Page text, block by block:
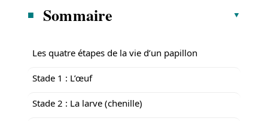
Sommaire
Les quatre étapes de la vie d’un papillon
Stade 1 : L’œuf
Stade 2 : La larve (chenille)